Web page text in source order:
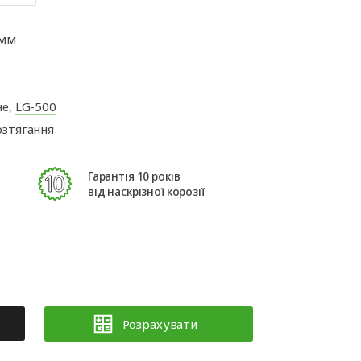
LG-500
Гарантія 10 років
від наскрізної корозії
Розрахувати